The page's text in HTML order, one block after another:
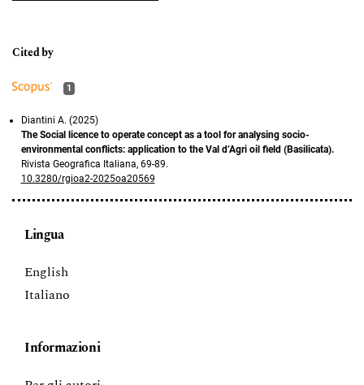
1
Diantini A. (2025)
The Social licence to operate concept as a tool for analysing socio-
environmental conflicts: application to the Val d’Agri oil field (Basilicata).
Rivista Geografica Italiana, 69-89.
10.3280/rgioa2-2025oa20569
Lingua
English
Italiano
Informazioni